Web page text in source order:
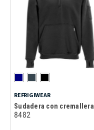
REFRIGIWEAR
Sudadera con cremallera
8482